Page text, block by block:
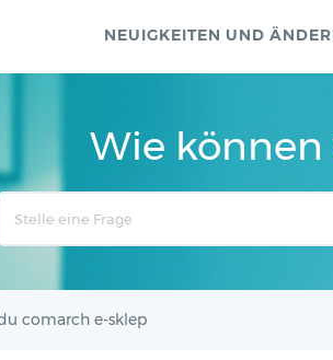
NEUIGKEITEN UND
Wie
comarch e-sklep